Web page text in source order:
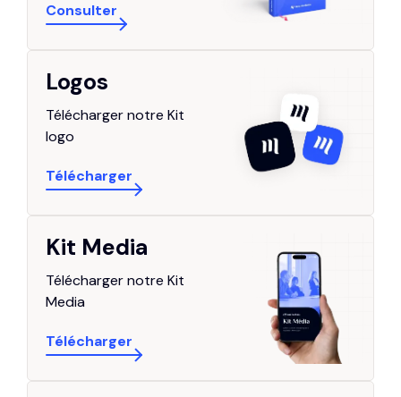
Consulter
Logos
Télécharger notre Kit
logo
Télécharger
Kit Media
Télécharger notre Kit
Media
Télécharger